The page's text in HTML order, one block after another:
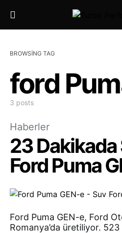
BROWSING TAG
ford
3 posts
Haberler
23 Dakikada
Ford Puma
Ford Puma GEN-e, Ford
Romanya’da üretiliyor.